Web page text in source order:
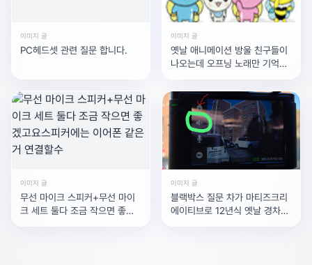
이미지 글
PC헤드셋 관련 질문 합니다.
이미지 글
옛날 애니메이션 방울 친구들이
나오는데 오프닝 노래만 기억나
이미지 글
무선 마이크 스피커+무선 마이
크 세트 둘다 조금 작으면 좋겠
이미지 글
블랙박스 질문 차가 마티즈크리
에이티브로 12년식 옛날 경차인